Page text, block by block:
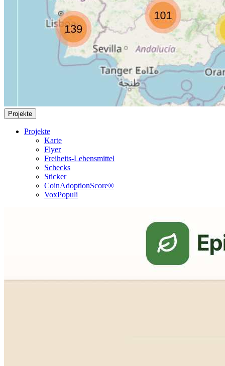
Projekte
Projekte
Karte
Flyer
Freiheits-Lebensmittel
Schecks
Sticker
CoinAdoptionScore®
VoxPopuli